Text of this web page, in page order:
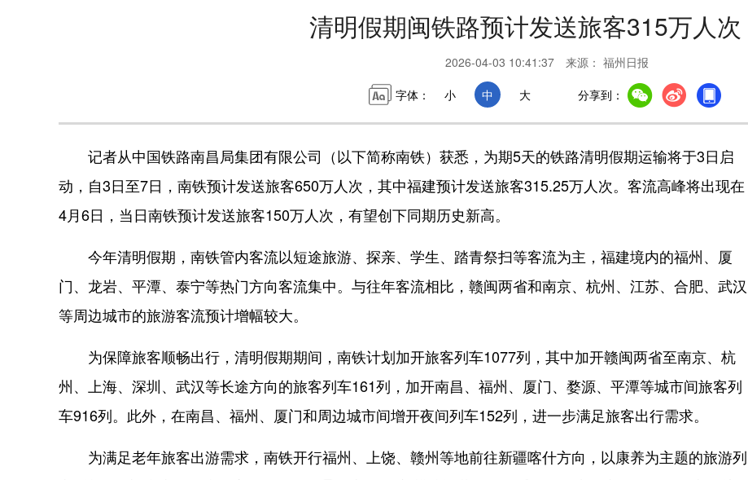
清明假期闽铁路预计发送旅客315万人次
2026-04-03 10:41:37 来源： 福州日报
字体：
小 中 大 分享到：
记者从中国铁路南昌局集团有限公司（以下简称南铁）获悉，为期5天的铁路清明假期运输将于3日启
动，自3日至7日，南铁预计发送旅客650万人次，其中福建预计发送旅客315.25万人次。客流高峰将出现在
4月6日，当日南铁预计发送旅客150万人次，有望创下同期历史新高。
今年清明假期，南铁管内客流以短途旅游、探亲、学生、踏青祭扫等客流为主，福建境内的福州、厦
门、龙岩、平潭、泰宁等热门方向客流集中。与往年客流相比，赣闽两省和南京、杭州、江苏、合肥、武汉
等周边城市的旅游客流预计增幅较大。
为保障旅客顺畅出行，清明假期期间，南铁计划加开旅客列车1077列，其中加开赣闽两省至南京、杭
州、上海、深圳、武汉等长途方向的旅客列车161列，加开南昌、福州、厦门、婺源、平潭等城市间旅客列
车916列。此外，在南昌、福州、厦门和周边城市间增开夜间列车152列，进一步满足旅客出行需求。
为满足老年旅客出游需求，南铁开行福州、上饶、赣州等地前往新疆喀什方向，以康养为主题的旅游列